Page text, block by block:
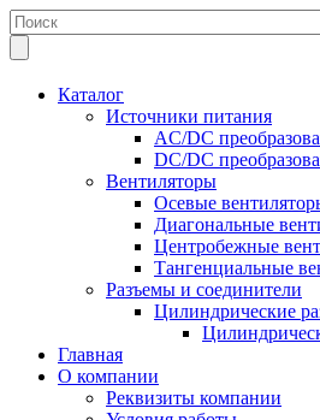
Каталог
Источники питания
AC/DC
DC/DC
Вентиляторы
Осевые
Диагональные
Центробежные
Тангенциальные
Разъемы и соединители
Цилиндрические
Главная
О компании
Реквизиты компании